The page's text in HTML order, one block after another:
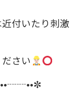
付いたり刺激
さい